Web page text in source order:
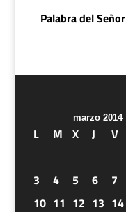
Palabra del Señor
marzo 2014
L M X J V
3
4 5 6 7
10 11 12 13 14